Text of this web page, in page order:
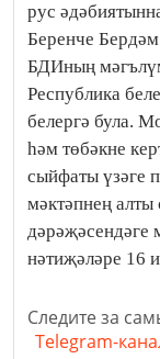
рус
Беренче
БДИның
Республика
белергә була.
һәм төбәкне
сыйфаты үзәге
мәктәпнең алты
дәрәҗәсендәге
нәтиҗәләре 16
Следите за
Telegram-